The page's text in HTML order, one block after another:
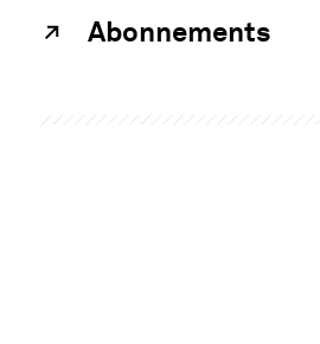
Abonnements